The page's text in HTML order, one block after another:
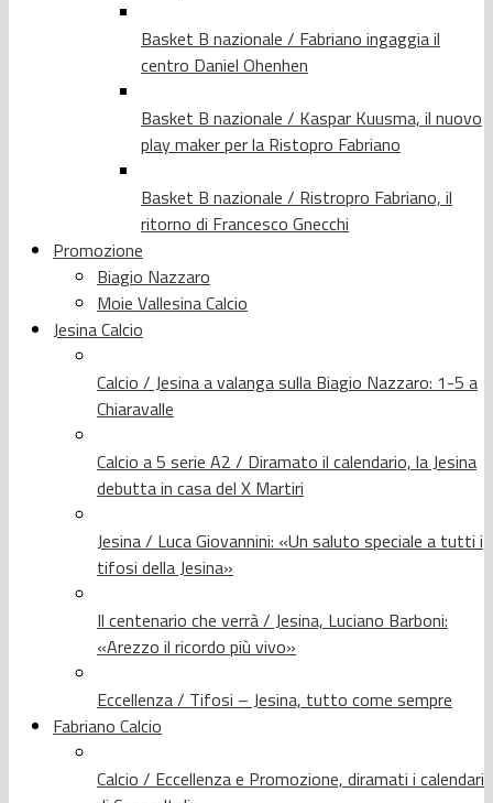
Basket B nazionale / Fabriano ingaggia il
centro Daniel Ohenhen
Basket B nazionale / Kaspar Kuusma, il nuovo
play maker per la Ristopro Fabriano
Basket B nazionale / Ristropro Fabriano, il
ritorno di Francesco Gnecchi
Promozione
Biagio Nazzaro
Moie Vallesina Calcio
Jesina Calcio
Calcio / Jesina a valanga sulla Biagio Nazzaro: 1-5 a
Chiaravalle
Calcio a 5 serie A2 / Diramato il calendario, la Jesina
debutta in casa del X Martiri
Jesina / Luca Giovannini: «Un saluto speciale a tutti i
tifosi della Jesina»
Il centenario che verrà / Jesina, Luciano Barboni:
«Arezzo il ricordo più vivo»
Eccellenza / Tifosi – Jesina, tutto come sempre
Fabriano Calcio
Calcio / Eccellenza e Promozione, diramati i calendari